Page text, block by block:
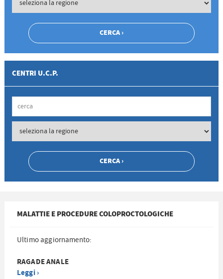
CENTRI U.C.P.
MALATTIE E PROCEDURE COLOPROCTOLOGICHE
Ultimo aggiornamento:
RAGADE ANALE
Leggi ›